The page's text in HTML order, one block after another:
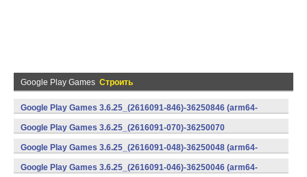
Google Play Games Строить
Google Play Games 3.6.25_(2616091-846)-36250846 (arm64-
v8a) (Android)
Google Play Games 3.6.25_(2616091-070)-36250070
(x86) (Android)
Google Play Games 3.6.25_(2616091-048)-36250048 (arm64-
v8a) (Android)
Google Play Games 3.6.25_(2616091-046)-36250046 (arm64-